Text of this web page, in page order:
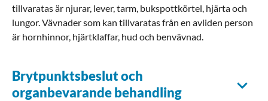
tillvaratas är njurar, lever, tarm, bukspottkörtel, hjärta och
lungor. Vävnader som kan tillvaratas från en avliden person
är hornhinnor, hjärtklaffar, hud och benvävnad.
Brytpunktsbeslut och
organbevarande behandling